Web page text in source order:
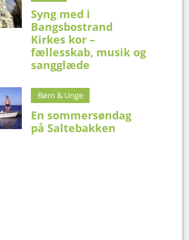
Syng med i
Bangsbostrand
Kirkes kor –
fællesskab, musik og
sangglæde
Børn & Unge
En sommersøndag
på Saltebakken